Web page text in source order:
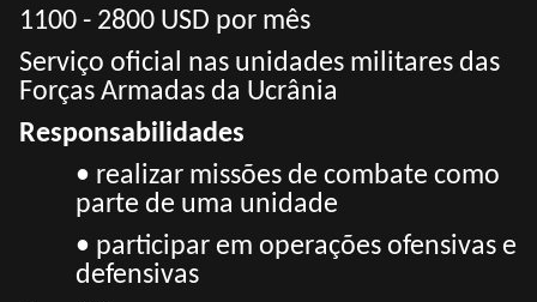
1100 - 2800 USD por mês
Serviço oficial nas unidades militares das
Forças Armadas da Ucrânia
Responsabilidades
• realizar missões de combate como
parte de uma unidade
• participar em operações ofensivas e
defensivas